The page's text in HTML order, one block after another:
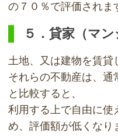
の７０％で評価されま
５．貸家（マ
土地、又は建物を賃貸
それらの不動産は、通
と比較すると、
利用する上で自由に使
め、評価額が低くなり